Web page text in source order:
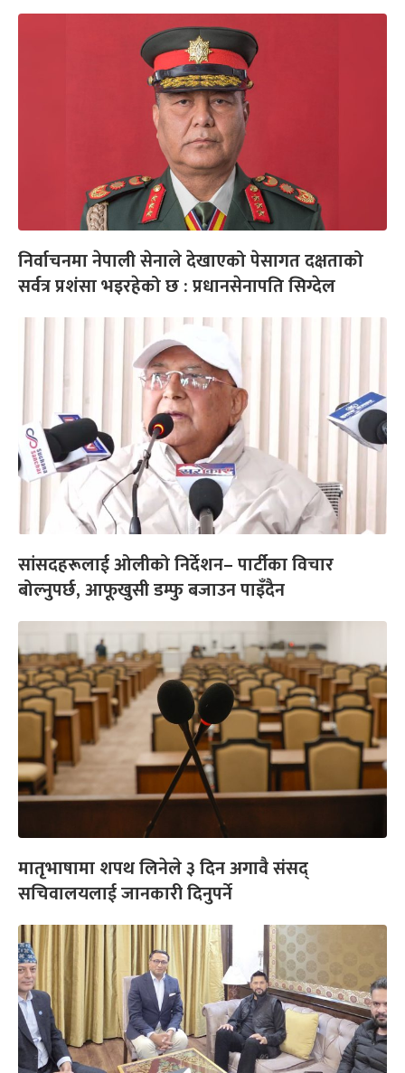
निर्वाचनमा नेपाली सेनाले देखाएको पेसागत दक्षताको
सर्वत्र प्रशंसा भइरहेको छ : प्रधानसेनापति सिग्देल
सांसदहरूलाई ओलीको निर्देशन– पार्टीका विचार
बोल्नुपर्छ, आफूखुसी डम्फु बजाउन पाइँदैन
मातृभाषामा शपथ लिनेले ३ दिन अगावै संसद्
सचिवालयलाई जानकारी दिनुपर्ने